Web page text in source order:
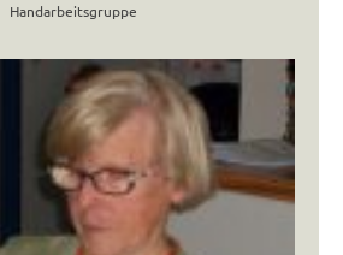
Handarbeitsgruppe